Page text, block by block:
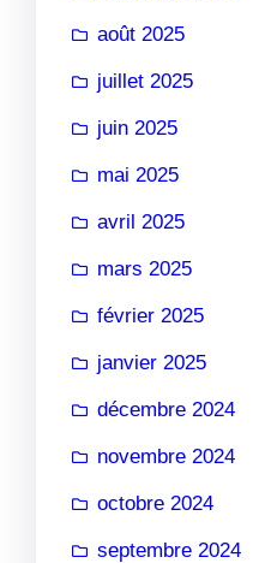
août 2025
juillet 2025
juin 2025
mai 2025
avril 2025
mars 2025
février 2025
janvier 2025
décembre 2024
novembre 2024
octobre 2024
septembre 2024